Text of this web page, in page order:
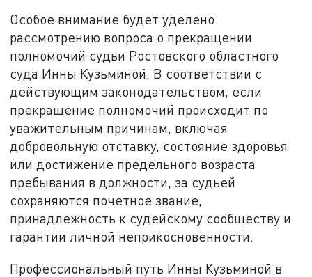
Особое внимание будет уделено
рассмотрению вопроса о прекращении
полномочий судьи Ростовского областного
суда Инны Кузьминой. В соответствии с
действующим законодательством, если
прекращение полномочий происходит по
уважительным причинам, включая
добровольную отставку, состояние здоровья
или достижение предельного возраста
пребывания в должности, за судьей
сохраняются почетное звание,
принадлежность к судейскому сообществу и
гарантии личной неприкосновенности.
Профессиональный путь Инны Кузьминой в